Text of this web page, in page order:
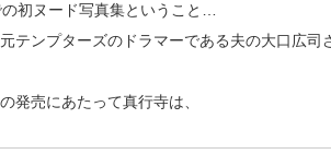
初ヌード写真集ということ…
テンプターズのドラマーである夫の大口広司
発売にあたって真行寺は、